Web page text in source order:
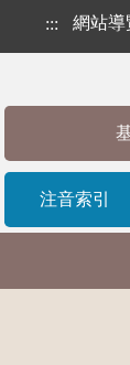
::: 網站導
注音索引